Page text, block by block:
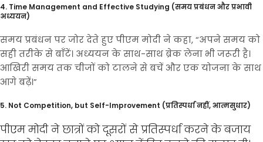
4. Time Management and Effective Studying (समय प्रबंधन और प्रभावी
अध्ययन)
समय प्रबंधन पर जोर देते हुए पीएम मोदी ने कहा, “अपने समय को
सही तरीके से बाँटें। अध्ययन के साथ-साथ ब्रेक लेना भी जरूरी है।
आखिरी समय तक चीजों को टालने से बचें और एक योजना के साथ
आगे बढ़ें।”
5. Not Competition, but Self-Improvement (प्रतिस्पर्धा नहीं, आत्मसुधार)
पीएम मोदी ने छात्रों को दूसरों से प्रतिस्पर्धा करने के बजाय